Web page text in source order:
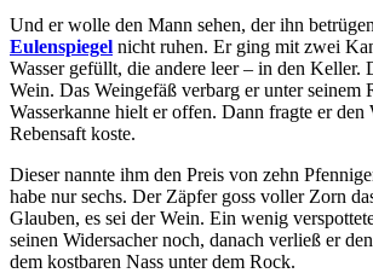
Und er wolle den Mann sehen, der ihn
Eulenspiegel nicht ruhen. Er ging mit zwei
Wasser gefüllt, die andere leer – in den Keller.
Wein. Das Weingefäß verbarg er unter seinem
Wasserkanne hielt er offen. Dann fragte er den
Rebensaft koste.
Dieser nannte ihm den Preis von zehn
habe nur sechs. Der Zäpfer goss voller Zorn
Glauben, es sei der Wein. Ein wenig
seinen Widersacher noch, danach verließ er
dem kostbaren Nass unter dem Rock.